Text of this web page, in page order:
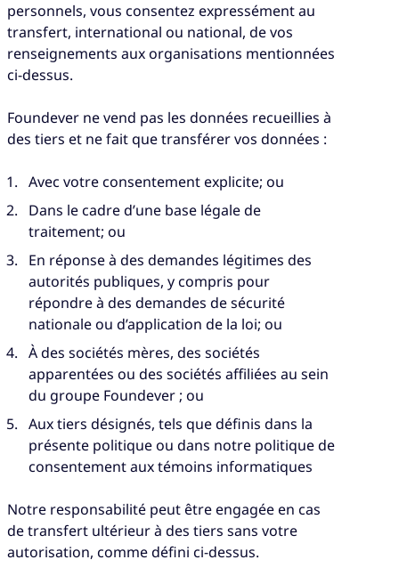
personnels, vous consentez expressément au
transfert, international ou national, de vos
renseignements aux organisations mentionnées
ci-dessus.
Foundever ne vend pas les données recueillies à
des tiers et ne fait que transférer vos données :
Avec votre consentement explicite; ou
Dans le cadre d’une base légale de
traitement; ou
En réponse à des demandes légitimes des
autorités publiques, y compris pour
répondre à des demandes de sécurité
nationale ou d’application de la loi; ou
À des sociétés mères, des sociétés
apparentées ou des sociétés affiliées au sein
du groupe Foundever ; ou
Aux tiers désignés, tels que définis dans la
présente politique ou dans notre politique de
consentement aux témoins informatiques
Notre responsabilité peut être engagée en cas
de transfert ultérieur à des tiers sans votre
autorisation, comme défini ci-dessus.